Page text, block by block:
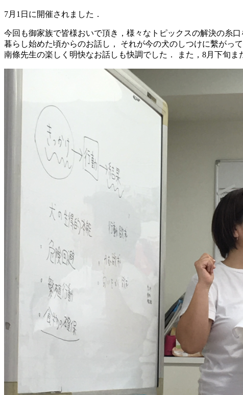
7月1日に開催されました．
今回も御家族で皆様おいで頂き，様々なトピックスの解決の糸
暮らし始めた頃からのお話し， それが今の犬のしつけに繫がっ
南條先生の楽しく明快なお話しも快調でした． また，8月下旬